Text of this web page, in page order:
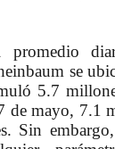
promedio
se
5.7
de mayo, 7.1
Sin